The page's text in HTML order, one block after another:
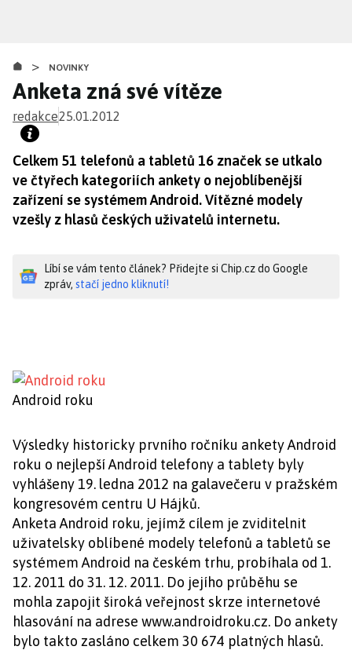
obsahu
> NOVINKY
Anketa zná své vítěze
redakce25.01.2012
Celkem 51 telefonů a tabletů 16 značek se utkalo
ve čtyřech kategoriích ankety o nejoblíbenější
zařízení se systémem Android. Vítězné modely
vzešly z hlasů českých uživatelů internetu.
Líbí se vám tento článek? Přidejte si Chip.cz do Google
zpráv, stačí jedno kliknutí!
Android roku
Výsledky historicky prvního ročníku ankety Android
roku o nejlepší Android telefony a tablety byly
vyhlášeny 19. ledna 2012 na galavečeru v pražském
kongresovém centru U Hájků.
Anketa Android roku, jejímž cílem je zviditelnit
uživatelsky oblíbené modely telefonů a tabletů se
systémem Android na českém trhu, probíhala od 1.
12. 2011 do 31. 12. 2011. Do jejího průběhu se
mohla zapojit široká veřejnost skrze internetové
hlasování na adrese www.androidroku.cz. Do ankety
bylo takto zasláno celkem 30 674 platných hlasů.